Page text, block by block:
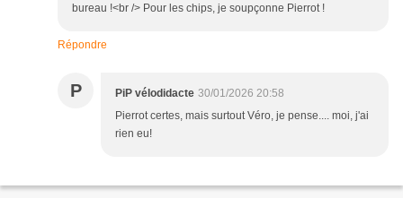
bureau !<br /> Pour les chips, je soupçonne Pierrot !
Répondre
P PiP vélodidacte 30/01/2026 20:58
Pierrot certes, mais surtout Véro, je pense.... moi, j'ai
rien eu!